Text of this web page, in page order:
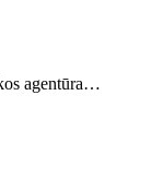
agentūra…